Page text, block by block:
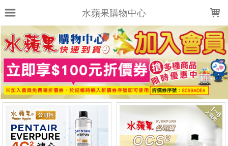
水蘋果購物中心
上架時間 銷售件數 銷售價格
樣式尺寸篩選
全部樣式
全部尺寸